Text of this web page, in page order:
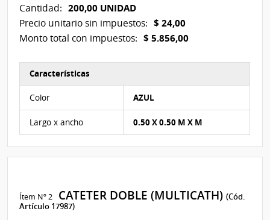
Cantidad: 200,00 UNIDAD
Precio unitario sin impuestos: $ 24,00
Monto total con impuestos: $ 5.856,00
Características
Color AZUL
Largo x ancho 0.50 X 0.50 M X M
Ítem Nº 2 CATETER DOBLE (MULTICATH)(Cód.
Artículo 17987)